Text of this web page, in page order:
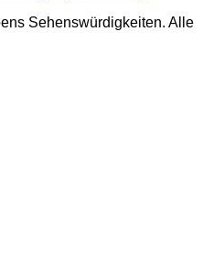
Sehenswürdigkeiten. Alle